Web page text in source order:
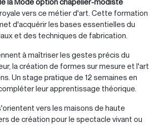
la Mode option chapelier-modiste
vers ce métier d'art. Cette formation
d'acquérir les bases essentielles du
et des techniques de fabrication.
à maîtriser les gestes précis du
la création de formes sur mesure et l'art
Un stage pratique de 12 semaines en
leur apprentissage théorique.
vers les maisons de haute
de création pour le spectacle vivant ou